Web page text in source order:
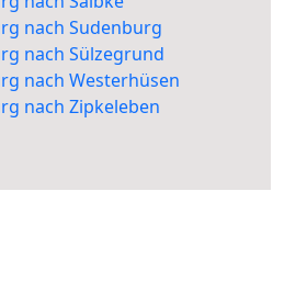
nach Sudenburg
nach Sülzegrund
nach Westerhüsen
nach Zipkeleben